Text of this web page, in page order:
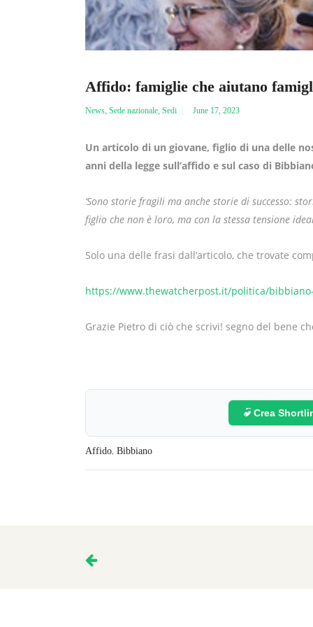
Affido: famiglie che aiutano
News, Sede nazionale, Sedi June 17, 2023
Un articolo di un giovane, figlio di una delle
anni della legge sull’affido e sul caso di
‘Sono storie fragili ma anche storie di successo:
figlio che non è loro, ma con la stessa tensione
Solo una delle frasi dall’articolo, che trovate
https://www.thewatcherpost.it/politica/
Grazie Pietro di ciò che scrivi! segno del bene
Crea
Affido, Bibbiano